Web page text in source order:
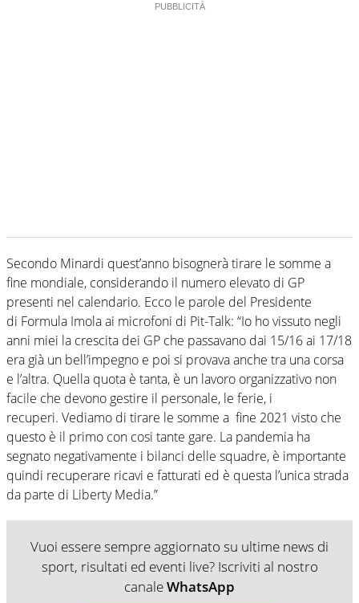
Secondo Minardi quest’anno bisognerà tirare le somme a
fine mondiale, considerando il numero elevato di GP
presenti nel calendario. Ecco le parole del Presidente
di Formula Imola ai microfoni di Pit-Talk: “Io ho vissuto negli
anni miei la crescita dei GP che passavano dai 15/16 ai 17/18
era già un bell’impegno e poi si provava anche tra una corsa
e l’altra. Quella quota è tanta, è un lavoro organizzativo non
facile che devono gestire il personale, le ferie, i
recuperi. Vediamo di tirare le somme a fine 2021 visto che
questo è il primo con cosi tante gare. La pandemia ha
segnato negativamente i bilanci delle squadre, è importante
quindi recuperare ricavi e fatturati ed è questa l’unica strada
da parte di Liberty Media.”
Vuoi essere sempre aggiornato su ultime news di
sport, risultati ed eventi live? Iscriviti al nostro
canaleWhatsApp